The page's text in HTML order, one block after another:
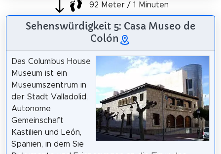
92 Meter / 1 Minuten
Sehenswürdigkeit 5: Casa Museo de
Colón
Das Columbus House
Museum ist ein
Museumszentrum in
der Stadt Valladolid,
Autonome
Gemeinschaft
Kastilien und León,
Spanien, in dem Sie